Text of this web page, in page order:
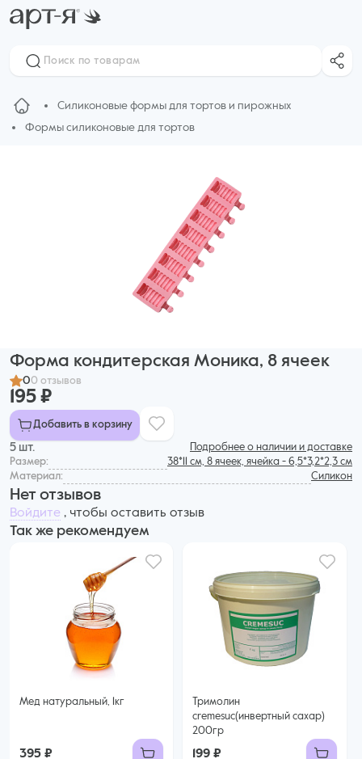
Силиконовые формы для тортов и пирожных
Формы силиконовые для тортов
Форма кондитерская Моника, 8 ячеек
00 отзывов
195 ₽
Добавить в корзину
5 шт.
Подробнее о наличии и доставке
Размер:
38*11 см, 8 ячеек, ячейка - 6,5*3,2*2,3 см
Материал:
Силикон
Нет отзывов
Войдите , чтобы оставить отзыв
Так же рекомендуем
Мед натуральный, 1кг
395 ₽
Тримолин
cremesuc(инвертный сахар)
200гр
199 ₽